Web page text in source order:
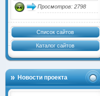
Просмотров: 2798
Список сайтов
Каталог сайтов
Новости проекта